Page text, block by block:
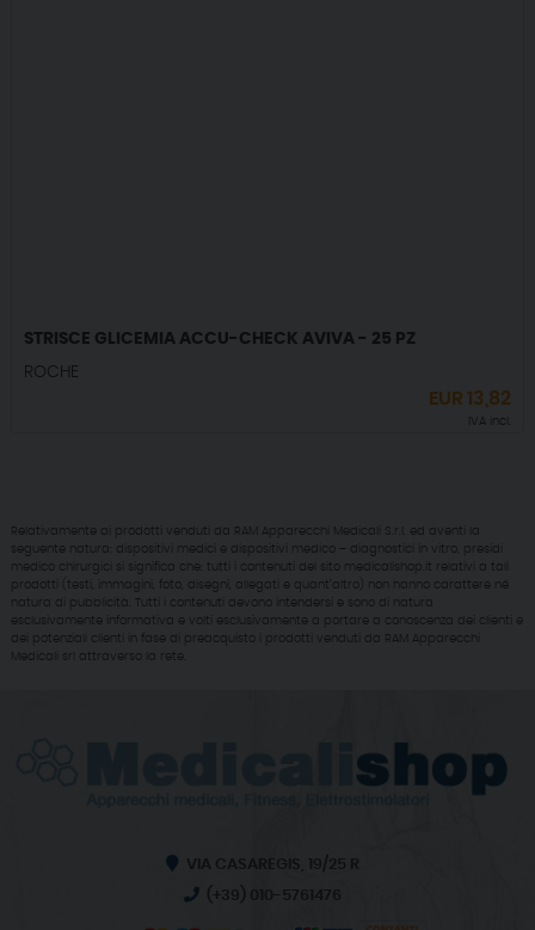
STRISCE GLICEMIA ACCU-CHECK AVIVA - 25 PZ
ROCHE
EUR13,82
IVA incl.
Relativamente ai prodotti venduti da RAM Apparecchi Medicali S.r.l. ed aventi la
seguente natura: dispositivi medici e dispositivi medico – diagnostici in vitro, presidi
medico chirurgici si significa che: tutti i contenuti del sito medicalishop.it relativi a tali
prodotti (testi, immagini, foto, disegni, allegati e quant’altro) non hanno carattere né
natura di pubblicità. Tutti i contenuti devono intendersi e sono di natura
esclusivamente informativa e volti esclusivamente a portare a conoscenza dei clienti e
dei potenziali clienti in fase di preacquisto i prodotti venduti da RAM Apparecchi
Medicali srl attraverso la rete.
VIA CASAREGIS, 19/25 R
(+39) 010-5761476